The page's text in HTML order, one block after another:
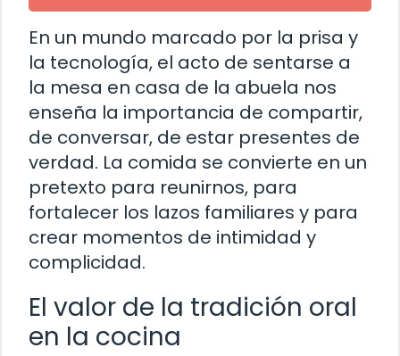
En un mundo marcado por la prisa y
la tecnología, el acto de sentarse a
la mesa en casa de la abuela nos
enseña la importancia de compartir,
de conversar, de estar presentes de
verdad. La comida se convierte en un
pretexto para reunirnos, para
fortalecer los lazos familiares y para
crear momentos de intimidad y
complicidad.
El valor de la tradición oral
en la cocina